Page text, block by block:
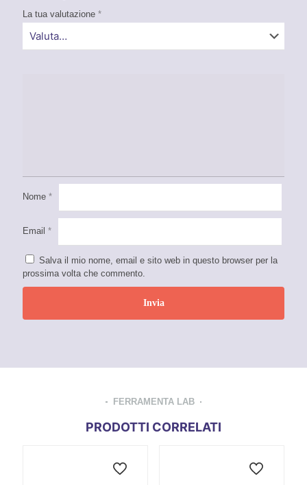
La tua valutazione *
Nome *
Email *
Salva il mio nome, email e sito web in questo browser per la
prossima volta che commento.
FERRAMENTA LAB
PRODOTTI CORRELATI